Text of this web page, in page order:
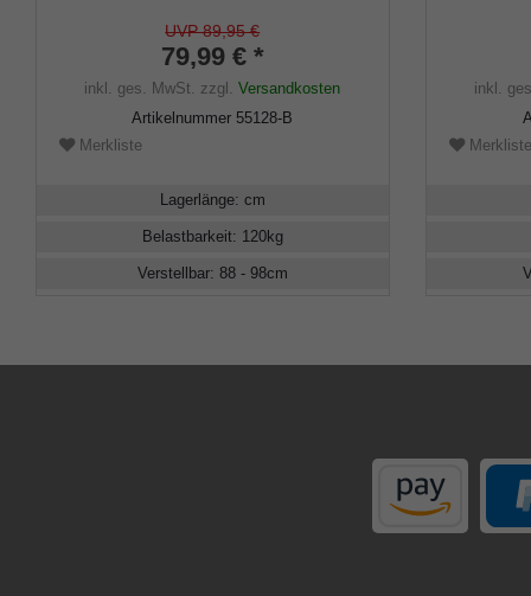
aufgesetzt auf einen Stock aus
stabilem Leichtmetall in bronce-matt,
höhenverstellbar (89-99cm) faltbar,
inklusive Gummipuffer
UVP 89,95 €
79,99 € *
inkl. ges. MwSt. zzgl.Versandkosten
Artikelnummer 55128-B
Merkliste
Lagerlänge: cm
Belastbarkeit: 120kg
Verstellbar: 88 - 98cm
stabilem
inkl.
Merkliste